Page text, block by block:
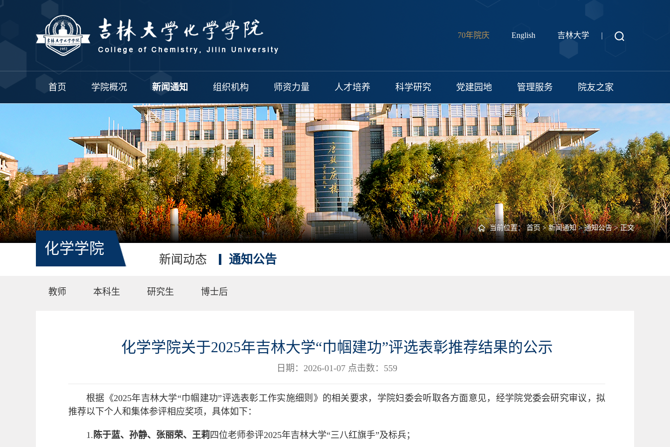
70年院庆 English 吉林大学 |
首页 学院概况 新闻通知 组织机构 师资力量 人才培养 科学研究 党建园地 管理服务 院友之家
当前位置：首页>新闻通知>通知公告> 正文
化学学院
新闻动态 通知公告
教师 本科生 研究生 博士后
化学学院关于2025年吉林大学“巾帼建功”评选表彰推荐结果的公示
日期：2026-01-07 点击数： 559
根据《2025年吉林大学“巾帼建功”评选表彰工作实施细则》的相关要求，学院妇委会听取各方面意见，经学院党委会研究审议，拟
推荐以下个人和集体参评相应奖项，具体如下：
1. 陈于蓝、孙静、张丽荣、王莉 四位老师参评2025年吉林大学“三八红旗手”及标兵；